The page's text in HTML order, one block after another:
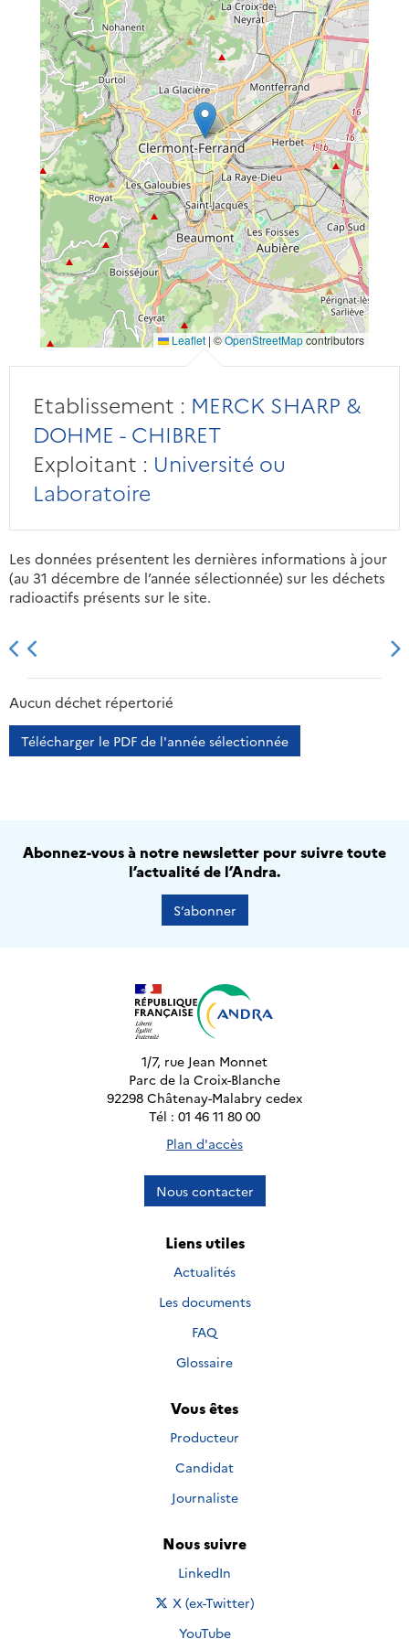
Leaflet | ©OpenStreetMapcontributors
Etablissement : MERCK SHARP &
DOHME - CHIBRET
Exploitant : Université ou
Laboratoire
Les données présentent les dernières informations à jour
(au 31 décembre de l’année sélectionnée) sur les déchets
radioactifs présents sur le site.
2013 2014
Aucun déchet répertorié
Télécharger le PDF de l'année sélectionnée
Abonnez-vous à notre newsletter pour suivre toute
l’actualité de l’Andra.
S’abonner
1/7, rue Jean Monnet
Parc de la Croix-Blanche
92298 Châtenay-Malabry cedex
Tél : 01 46 11 80 00
Plan d'accès
Nous contacter
Liens utiles
Actualités
Les documents
FAQ
Glossaire
Vous êtes
Producteur
Candidat
Journaliste
Nous suivre
Nous suivre sur
LinkedIn
Nous suivre sur
X (ex-Twitter)
Nous suivre sur
YouTube